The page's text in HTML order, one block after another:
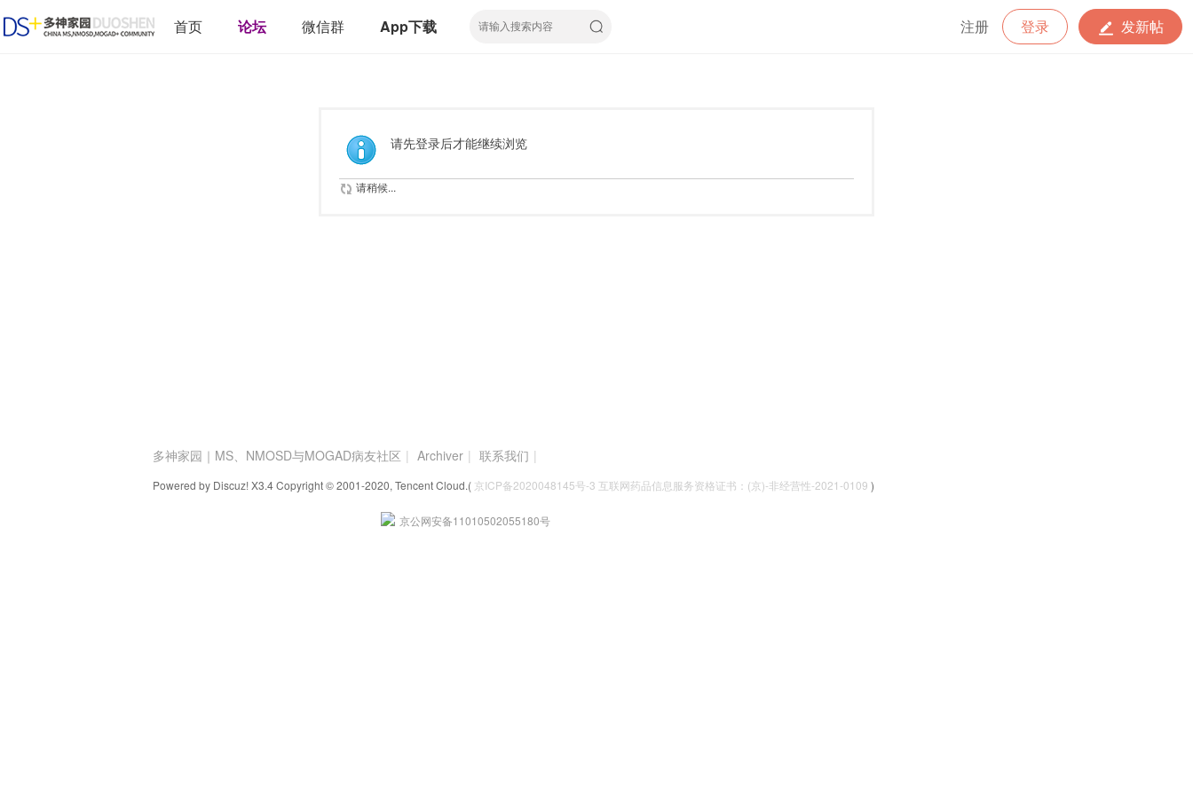
首页 论坛 微信群 App下载 发新帖
注册 登录
请先登录后才能继续浏览
请稍候...
多神家园｜MS、NMOSD与MOGAD病友社区 | Archiver | 联系我们 |
Powered by Discuz! X3.4 Copyright © 2001-2020, Tencent Cloud.( 京ICP备2020048145号-3 互联网药品信息服务资格证书：(京)-非经营性-2021-0109 )
京公网安备11010502055180号